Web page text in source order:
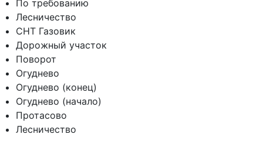
По требованию
Лесничество
СНТ Газовик
Дорожный участок
Поворот
Огуднево
Огуднево (конец)
Огуднево (начало)
Протасово
Лесничество